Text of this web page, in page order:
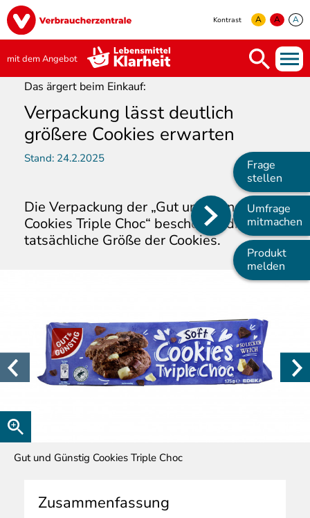
Direkt
zum
Inhalt
Image
Kontrast A A A
mit dem Angebot
Main
navigation
Frage
stellen
Umfrage
mitmachen
Produkt
melden
Das ärgert beim Einkauf:
Verpackung lässt deutlich
größere Cookies erwarten
Stand: 24.2.2025
Die Verpackung der „Gut und Günstig
Cookies Triple Choc“ beschönigt die
tatsächliche Größe der Cookies.
Gut und Günstig Cookies Triple Choc
Zusammenfassung